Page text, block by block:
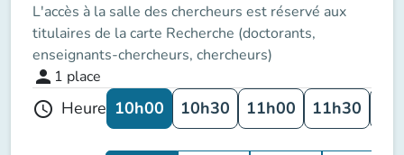
L'accès à la salle des chercheurs est réservé aux
titulaires de la carte Recherche (doctorants,
enseignants-chercheurs, chercheurs)
person 1 place
schedule Heure 10h00 10h30 11h00 11h30